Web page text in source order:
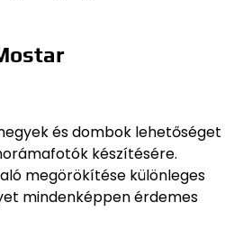
és dombok lehetőséget
készítésére.
megörökítése különleges
mindenképpen érdemes